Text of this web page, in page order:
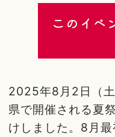
このイベ
2025年8月2日（
県で開催される夏
けしました。8月